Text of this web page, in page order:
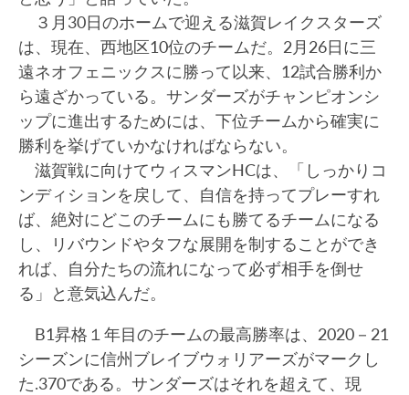
３月30日のホームで迎える滋賀レイクスターズ
は、現在、西地区10位のチームだ。2月26日に三
遠ネオフェニックスに勝って以来、12試合勝利か
ら遠ざかっている。サンダーズがチャンピオンシ
ップに進出するためには、下位チームから確実に
勝利を挙げていかなければならない。
滋賀戦に向けてウィスマンHCは、「しっかりコ
ンディションを戻して、自信を持ってプレーすれ
ば、絶対にどこのチームにも勝てるチームになる
し、リバウンドやタフな展開を制することができ
れば、自分たちの流れになって必ず相手を倒せ
る」と意気込んだ。
B1昇格１年目のチームの最高勝率は、2020－21
シーズンに信州ブレイブウォリアーズがマークし
た.370である。サンダーズはそれを超えて、現